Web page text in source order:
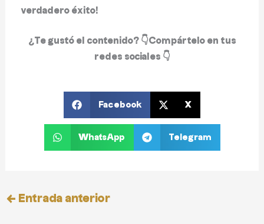
verdadero éxito!
¿Te gustó el contenido? 👇Compártelo en tus
redes sociales 👇
Facebook X
WhatsApp Telegram
← Entrada anterior